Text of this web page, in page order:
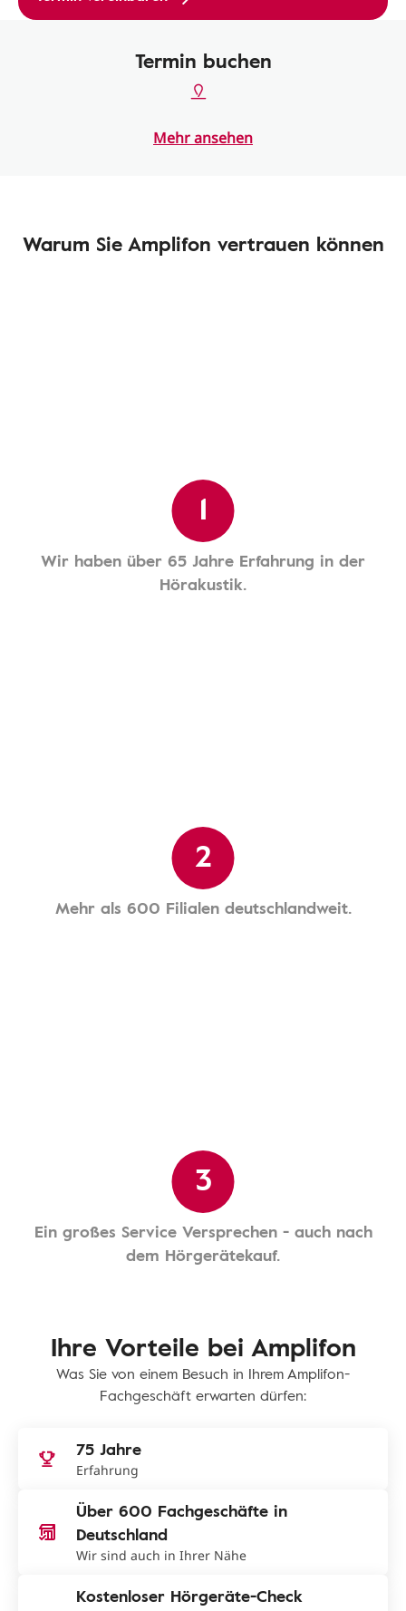
Termin buchen
Mehr ansehen
Warum Sie Amplifon vertrauen können
1
Wir haben über 65 Jahre Erfahrung in der
Hörakustik.
2
Mehr als 600 Filialen deutschlandweit.
3
Ein großes Service Versprechen - auch nach
dem Hörgerätekauf.
Ihre Vorteile bei Amplifon
Was Sie von einem Besuch in Ihrem Amplifon-
Fachgeschäft erwarten dürfen:
75 Jahre
Erfahrung
Über 600 Fachgeschäfte in
Deutschland
Wir sind auch in Ihrer Nähe
Kostenloser Hörgeräte-Check